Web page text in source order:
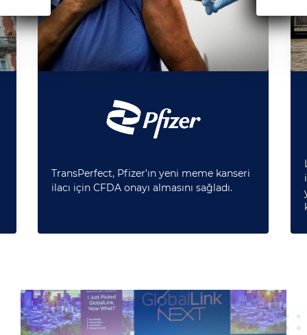
TransPerfect, Pfizer’ın yeni meme kanseri
ilacı için CFDA onayı almasını sağladı.